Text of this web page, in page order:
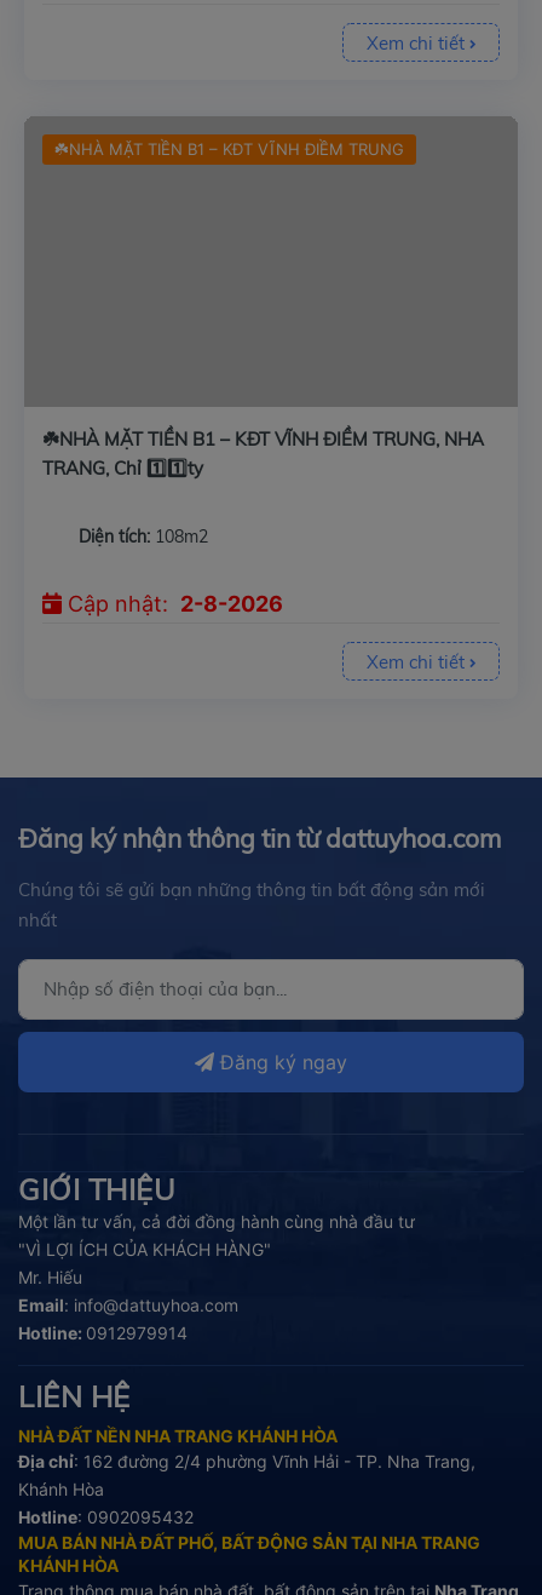
Xem chi tiết
☘️NHÀ MẶT TIỀN B1 – KĐT VĨNH ĐIỀM TRUNG
☘️NHÀ MẶT TIỀN B1 – KĐT VĨNH ĐIỀM TRUNG, NHA
TRANG, Chỉ 1️⃣1️⃣ty
Diện tích: 108m2
Cập nhật: 2-8-2026
Xem chi tiết
Đăng ký nhận thông tin từ dattuyhoa.com
Chúng tôi sẽ gửi bạn những thông tin bất động sản mới
nhất
Đăng ký ngay
GIỚI THIỆU
Một lần tư vấn, cả đời đồng hành cùng nhà đầu tư
"VÌ LỢI ÍCH CỦA KHÁCH HÀNG"
Mr. Hiếu
Email: info@dattuyhoa.com
Hotline: 0912979914
LIÊN HỆ
NHÀ ĐẤT NỀN NHA TRANG KHÁNH HÒA
Địa chỉ: 162 đường 2/4 phường Vĩnh Hải - TP. Nha Trang,
Khánh Hòa
Hotline: 0902095432
MUA BÁN NHÀ ĐẤT PHỐ, BẤT ĐỘNG SẢN TẠI NHA TRANG
KHÁNH HÒA